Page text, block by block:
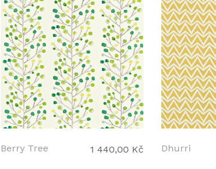
Berry Tree 1 440,00 Kč Dhurri